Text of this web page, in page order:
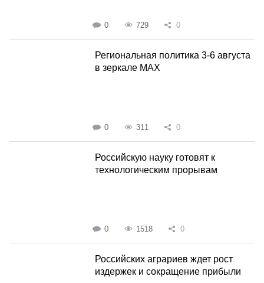
0 729 0
Региональная политика 3-6 августа
в зеркале MAX
0 311 0
Российскую науку готовят к
технологическим прорывам
0 1518 0
Российских аграриев ждет рост
издержек и сокращение прибыли